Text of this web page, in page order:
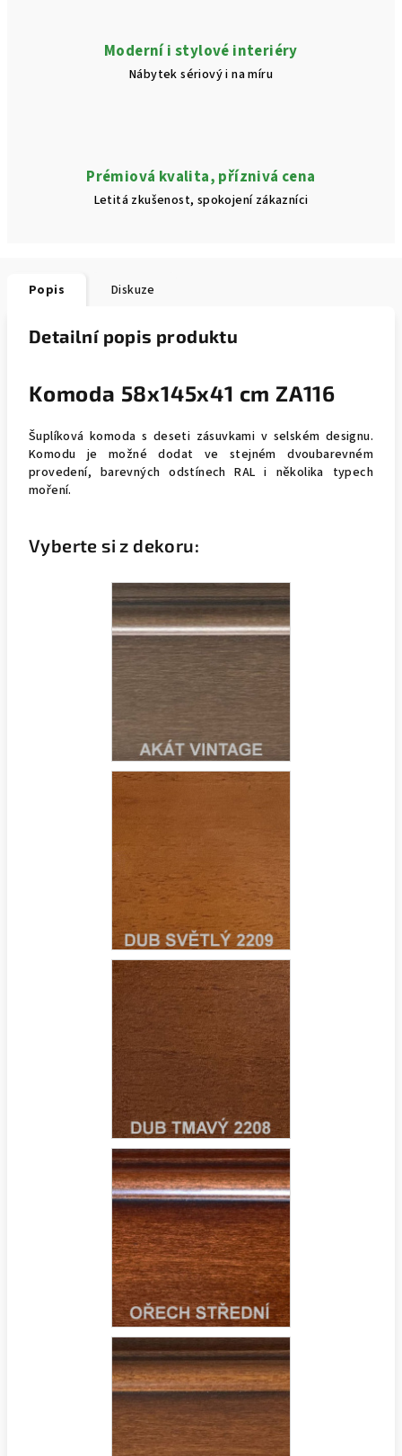
Moderní i stylové interiéry
Nábytek sériový i na míru
Prémiová kvalita, příznivá cena
Letitá zkušenost, spokojení zákazníci
Popis Diskuze
Detailní popis produktu
Komoda 58x145x41 cm ZA116
Šuplíková komoda s deseti zásuvkami v selském designu.
Komodu je možné dodat ve stejném dvoubarevném
provedení, barevných odstínech RAL i několika typech
moření.
Vyberte si z dekoru: